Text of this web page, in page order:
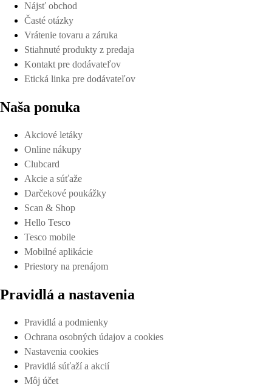
Nájsť obchod
Časté otázky
Vrátenie tovaru a záruka
Stiahnuté produkty z predaja
Kontakt pre dodávateľov
Etická linka pre dodávateľov
Naša ponuka
Akciové letáky
Online nákupy
Clubcard
Akcie a súťaže
Darčekové poukážky
Scan & Shop
Hello Tesco
Tesco mobile
Mobilné aplikácie
Priestory na prenájom
Pravidlá a nastavenia
Pravidlá a podmienky
Ochrana osobných údajov a cookies
Nastavenia cookies
Pravidlá súťaží a akcií
Môj účet